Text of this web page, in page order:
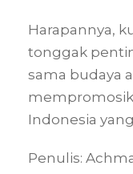
Harapannya,
tonggak
sama budaya
Indonesia
Penulis: